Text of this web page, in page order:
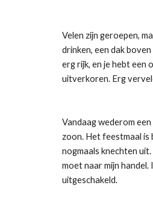
Velen zijn geroepen,
drinken, een dak
erg rijk, en je hebt een
uitverkoren. Erg
Vandaag wederom
zoon. Het feestmaal is
nogmaals knechten
moet naar mijn
uitgeschakeld.